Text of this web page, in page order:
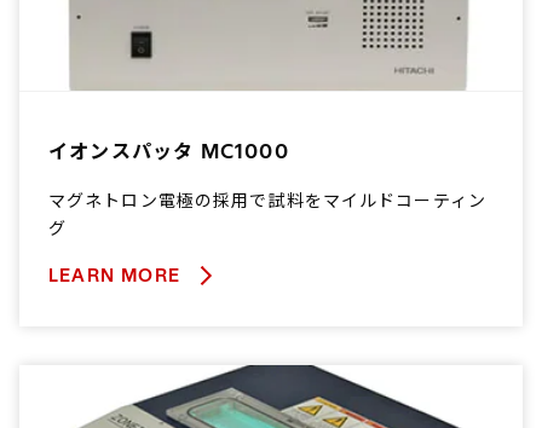
イオンスパッタ MC1000
マグネトロン電極の採用で試料をマイルドコーティン
グ
LEARN MORE